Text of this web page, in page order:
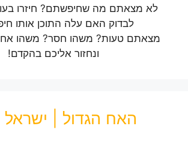
לא מצאתם מה שחיפשתם? חיזרו
לבדוק האם עלה התוכן אותו
מצאתם טעות? משהו חסר? משהו
ונחזור אליכם בהקדם!
האח הגדול | ישראל